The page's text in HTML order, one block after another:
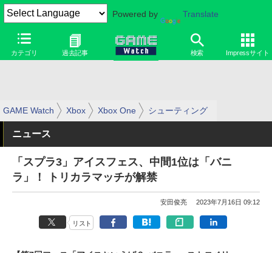
Powered by Translate
カテゴリ 過去記事 検索 Impressサイト
GAME Watch Xbox Xbox One シューティング
ニュース
「スプラ3」アイスフェス、中間1位は「バニ
ラ」！ トリカラマッチが解禁
安田俊亮 2023年7月16日 09:12
リスト